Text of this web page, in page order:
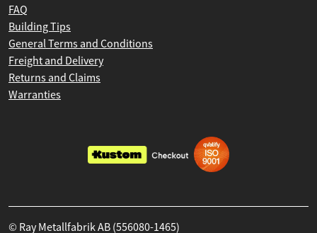
FAQ
Building Tips
General Terms and Conditions
Freight and Delivery
Returns and Claims
Warranties
© Ray Metallfabrik AB (556080-1465)